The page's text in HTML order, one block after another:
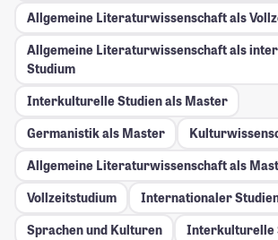
Allgemeine Literaturwissenschaft als
Allgemeine Literaturwissenschaft als
Studium
Interkulturelle Studien als Master
Germanistik als Master
Allgemeine Literaturwissenschaft als
Vollzeitstudium
Internationaler
Sprachen und Kulturen
Interkulturelle